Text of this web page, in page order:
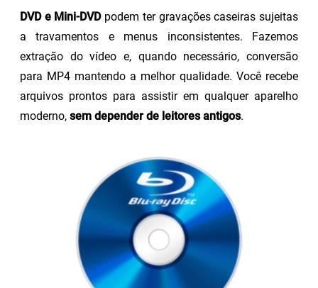
DVD e Mini-DVDpodem ter gravações caseiras sujeitas
a travamentos e menus inconsistentes. Fazemos
extração do vídeo e, quando necessário, conversão
para MP4 mantendo a melhor qualidade. Você recebe
arquivos prontos para assistir em qualquer aparelho
moderno, sem depender de leitores antigos.